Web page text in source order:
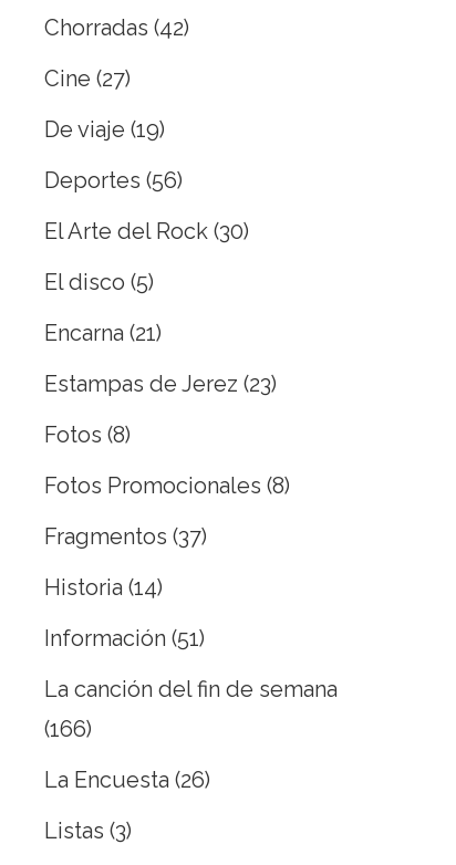
Chorradas (42)
Cine (27)
De viaje (19)
Deportes (56)
El Arte del Rock (30)
El disco (5)
Encarna (21)
Estampas de Jerez (23)
Fotos (8)
Fotos Promocionales (8)
Fragmentos (37)
Historia (14)
Información (51)
La canción del fin de semana
(166)
La Encuesta (26)
Listas (3)